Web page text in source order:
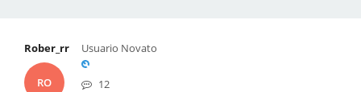
Rober_rr
RO
Usuario Novato
12